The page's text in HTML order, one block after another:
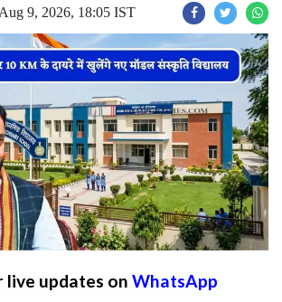
Aug 9, 2026, 18:05 IST
live updates on WhatsApp